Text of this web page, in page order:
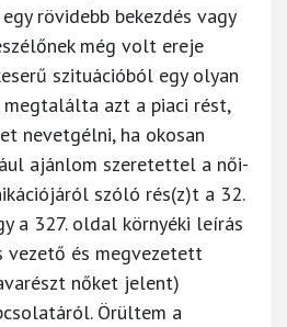
rövidebb bekezdés vagy
még volt ereje
szituációból egy olyan
azt a piaci rést,
nevetgélni, ha okosan
ajánlom szeretettel a női-
szóló rés(z)t a 32.
a 327. oldal környéki leírás
vezető és megvezetett
nőket jelent)
Örültem a